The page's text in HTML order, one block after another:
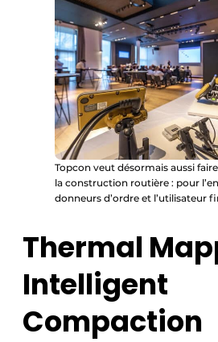
Topcon veut désormais aussi
la construction routière : pour
donneurs d’ordre et l’utilisateur
Thermal
Intelligent
Compaction